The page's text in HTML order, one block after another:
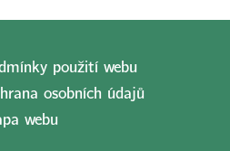
použití webu
osobních údajů
webu